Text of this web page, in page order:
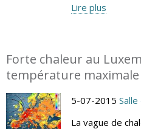
Lire plus
Forte chaleur au
température
5-07-2015
La vague de